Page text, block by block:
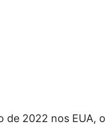
de 2022 nos EUA,